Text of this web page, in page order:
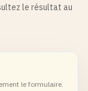
le résultat au
le formulaire.